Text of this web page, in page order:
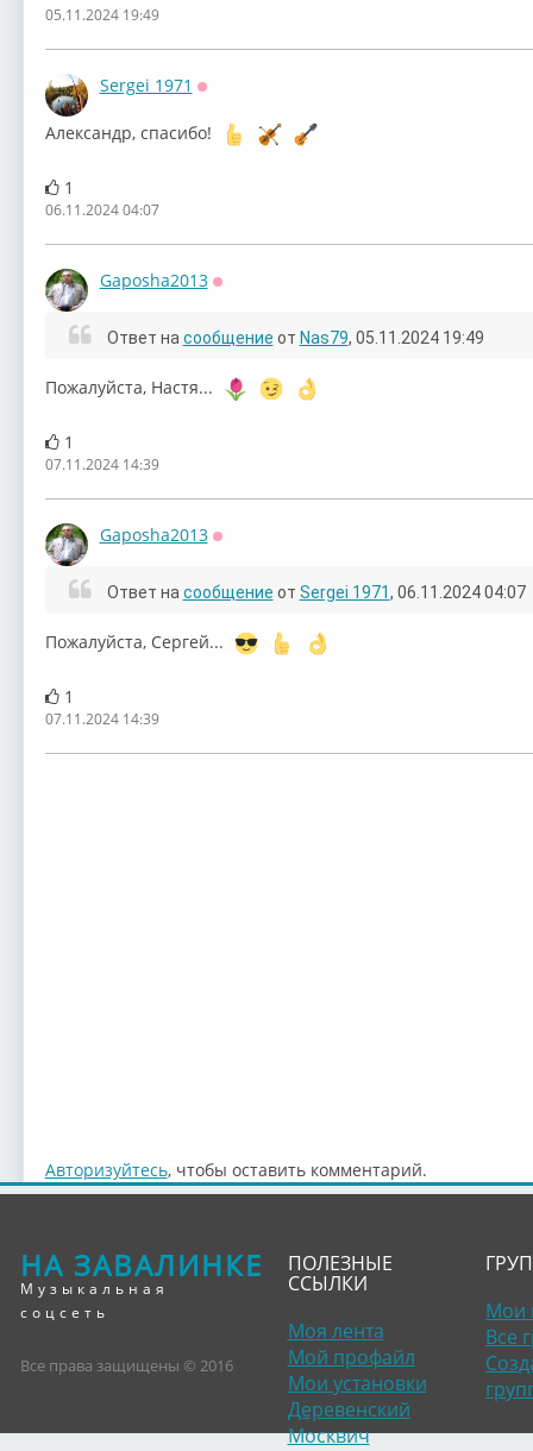
05.11.2024 19:49
Sergei 1971
Александр, спасибо!
1
06.11.2024 04:07
Gaposha2013
Ответ на сообщение от Nas79, 05.11.2024 19:49
Пожалуйста, Настя...
1
07.11.2024 14:39
Gaposha2013
Ответ на сообщение от Sergei 1971, 06.11.2024 04:07
Пожалуйста, Сергей...
1
07.11.2024 14:39
Авторизуйтесь, чтобы оставить комментарий.
НА ЗАВАЛИНКЕ
Музыкальная
соцсеть
Все права защищены © 2016
ПОЛЕЗНЫЕ
ССЫЛКИ
Моя лента
Мой профайл
Мои установки
Деревенский
Москвич
Мои
Все